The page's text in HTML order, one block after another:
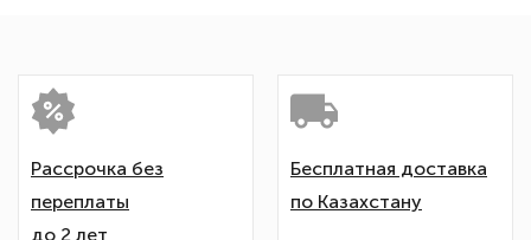
Рассрочка без
переплаты
до 2 лет
Бесплатная доставка
по Казахстану